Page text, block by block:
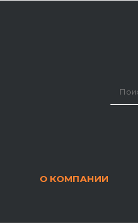
О КОМПАНИИ